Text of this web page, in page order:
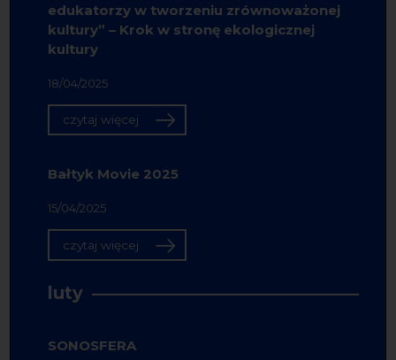
edukatorzy w tworzeniu zrównoważonej
kultury” – Krok w stronę ekologicznej
kultury
18/04/2025
czytaj więcej
Bałtyk Movie 2025
15/04/2025
czytaj więcej
luty
SONOSFERA